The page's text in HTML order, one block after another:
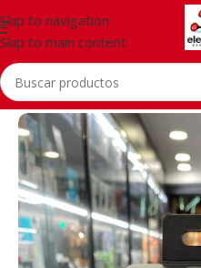
Skip to navigation
Skip to main content
Inicio/Accessorios/Auriculares